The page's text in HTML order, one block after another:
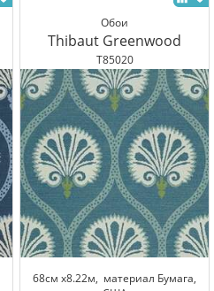
Обои
Thibaut Greenwood
T85020
68см x8.22м, материал Бумага,